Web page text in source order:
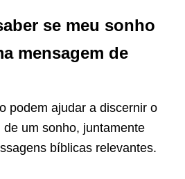
se meu sonho
mensagem de
podem ajudar a discernir o
um sonho, juntamente
bíblicas relevantes.